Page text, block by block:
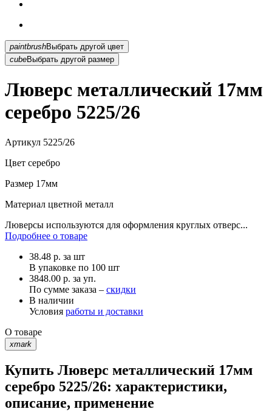
paintbrush
Выбрать другой цвет
cubeВыбрать другой размер
Люверс металлический 17мм
серебро 5225/26
Артикул 5225/26
Цвет серебро
Размер 17мм
Материал цветной металл
Люверсы используются для оформления круглых отверс...
Подробнее о товаре
38.48 р. за шт
В упаковке по 100 шт
3848.00 р. за уп.
По сумме заказа – скидки
В наличии
Условия работы и доставки
О товаре
xmark
Купить Люверс металлический 17мм
серебро 5225/26: характеристики,
описание, применение